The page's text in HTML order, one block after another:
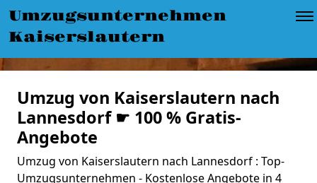
Umzugsunternehmen
Kaiserslautern
Umzug von Kaiserslautern nach
Lannesdorf ☛ 100 % Gratis-
Angebote
Umzug von Kaiserslautern nach Lannesdorf : Top-
Umzugsunternehmen - Kostenlose Angebote in 4